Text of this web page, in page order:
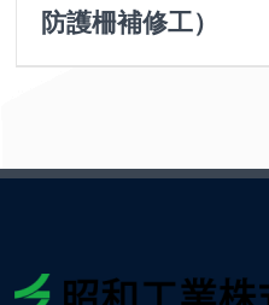
防護柵補修工）